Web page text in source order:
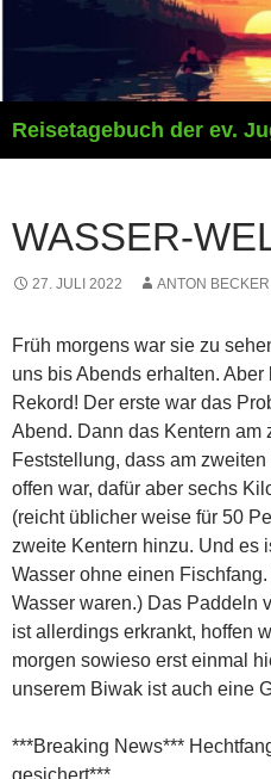
WASSER-
27. JULI 2022 ANTON BECKER
Früh morgens war sie zu
uns bis Abends erhalten.
Rekord! Der erste war das
Abend. Dann das Kentern am
Feststellung, dass am
offen war, dafür aber sechs
(reicht üblicher weise für 50
zweite Kentern hinzu. Und es
Wasser ohne einen
Wasser waren.) Das Paddeln
ist allerdings erkrankt, hoffen
morgen sowieso erst einmal
unserem Biwak ist auch eine
***Breaking News***